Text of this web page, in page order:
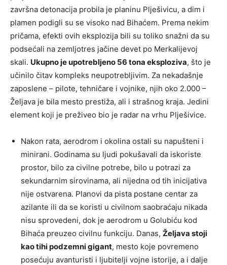
završna detonacija probila je planinu Plješivicu, a dim i
plamen podigli su se visoko nad Bihaćem. Prema nekim
pričama, efekti ovih eksplozija bili su toliko snažni da su
podsećali na zemljotres jačine devet po Merkalijevoj
skali. Ukupno je upotrebljeno 56 tona eksploziva, što je
učinilo čitav kompleks neupotrebljivim. Za nekadašnje
zaposlene – pilote, tehničare i vojnike, njih oko 2.000 –
Željava je bila mesto prestiža, ali i strašnog kraja. Jedini
element koji je preživeo bio je radar na vrhu Plješivice.
Nakon rata, aerodrom i okolina ostali su napušteni i
minirani. Godinama su ljudi pokušavali da iskoriste
prostor, bilo za civilne potrebe, bilo u potrazi za
sekundarnim sirovinama, ali nijedna od tih inicijativa
nije ostvarena. Planovi da pista postane centar za
azilante ili da se koristi u civilnom saobraćaju nikada
nisu sprovedeni, dok je aerodrom u Golubiću kod
Bihaća preuzeo civilnu funkciju. Danas, Željava stoji
kao tihi podzemni gigant, mesto koje povremeno
posećuju avanturisti i ljubitelji vojne istorije, a i dalje